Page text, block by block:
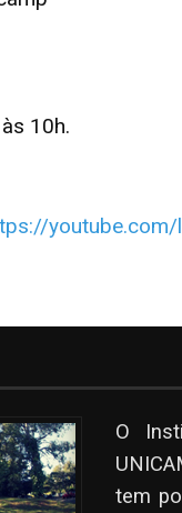
10h.
youtube.com/
O
tem